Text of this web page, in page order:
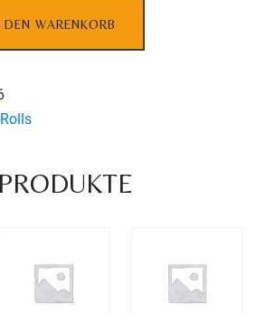
DEN WARENKORB
Reservation